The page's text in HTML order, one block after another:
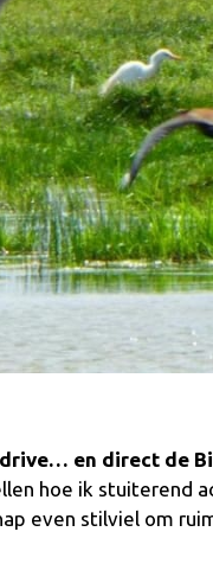
en direct de
hoe ik stuiterend
even stilviel om